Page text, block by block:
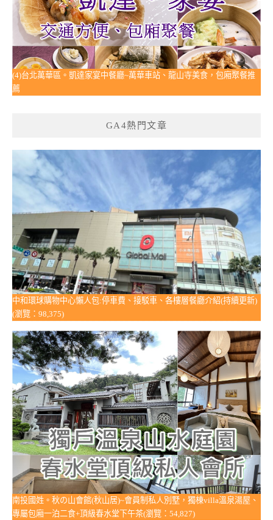
(4)台北萬華區。凱達家宴中餐廳~萬華車站、龍山寺美食，包廂聚餐推
薦
GA4熱門文章
中和環球購物中心懶人包:停車費、接駁車、各樓層餐廳介紹(持續更新)
(瀏覽：98,375)
南投國姓。秋の山會館(秋山居)~會員制私人別墅，獨棟villa溫泉湯屋、
專屬包廂一泊二食+頂級春水堂下午茶(瀏覽：54,827)